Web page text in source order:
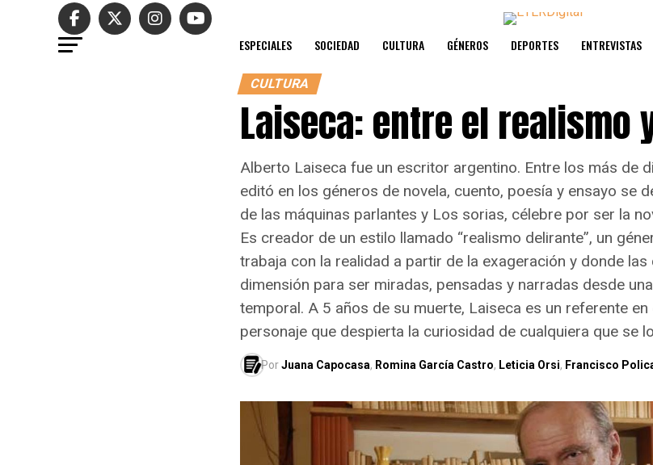
ESPECIALES SOCIEDAD CULTURA GÉNEROS DEPORTES ENTREVISTAS
CULTURA
Laiseca: entre el realismo
Alberto Laiseca ​fue un escritor argentino. Entre los más de
editó en los géneros de novela, cuento, poesía y ensayo se
de las máquinas parlantes y Los sorias, célebre por ser la
Es creador de un estilo llamado “realismo delirante”, un
trabaja con la realidad a partir de la exageración y donde
dimensión para ser miradas, pensadas y narradas desde
temporal. A 5 años de su muerte, Laiseca es un referente
personaje que despierta la curiosidad de cualquiera que se
PorJuana Capocasa, Romina García Castro, Leticia Orsi, Francisco